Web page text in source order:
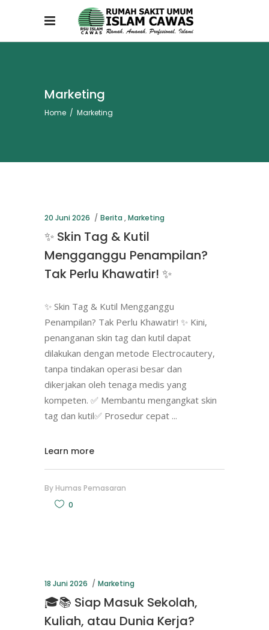
Marketing
Home / Marketing
20 Juni 2026 Berita ,Marketing
✨ Skin Tag & Kutil
Mengganggu Penampilan?
Tak Perlu Khawatir! ✨
✨ Skin Tag & Kutil Mengganggu
Penampilan? Tak Perlu Khawatir! ✨ Kini,
penanganan skin tag dan kutil dapat
dilakukan dengan metode Electrocautery,
tanpa tindakan operasi besar dan
dikerjakan oleh tenaga medis yang
kompeten. ✅ Membantu mengangkat skin
tag dan kutil✅ Prosedur cepat
Learn more
By Humas Pemasaran
0
18 Juni 2026 Marketing
🎓📚 Siap Masuk Sekolah,
Kuliah, atau Dunia Kerja?